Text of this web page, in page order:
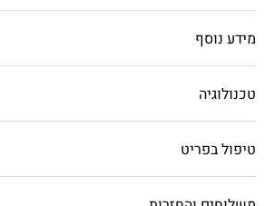
מידע נוסף
טכנולוגיה
טיפול בפריט